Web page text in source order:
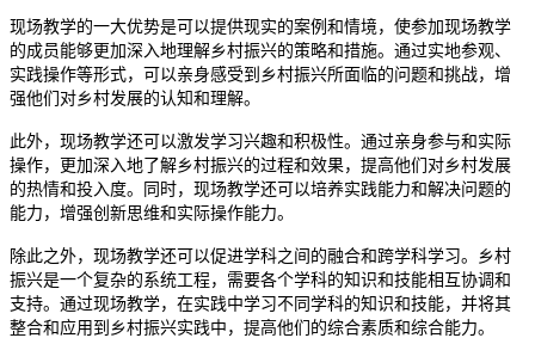
现场教学的一大优势是可以提供现实的案例和情境，使参加现场教学
的成员能够更加深入地理解乡村振兴的策略和措施。通过实地参观、
实践操作等形式，可以亲身感受到乡村振兴所面临的问题和挑战，增
强他们对乡村发展的认知和理解。
此外，现场教学还可以激发学习兴趣和积极性。通过亲身参与和实际
操作，更加深入地了解乡村振兴的过程和效果，提高他们对乡村发展
的热情和投入度。同时，现场教学还可以培养实践能力和解决问题的
能力，增强创新思维和实际操作能力。
除此之外，现场教学还可以促进学科之间的融合和跨学科学习。乡村
振兴是一个复杂的系统工程，需要各个学科的知识和技能相互协调和
支持。通过现场教学，在实践中学习不同学科的知识和技能，并将其
整合和应用到乡村振兴实践中，提高他们的综合素质和综合能力。